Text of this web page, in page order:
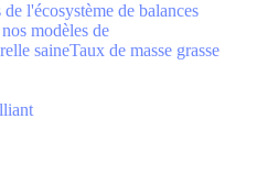
l'écosystème de balances
modèles de
saineTaux de masse grasse